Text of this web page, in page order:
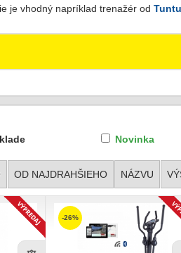
je vhodný napríklad trenažér od
Novinka
OD NAJDRAHŠIEHO NÁZVU
-26%